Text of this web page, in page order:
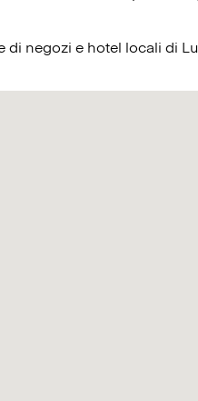
negozi e hotel locali di